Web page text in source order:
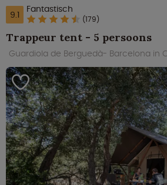
9.1 Fantastisch
(179)
Trappeur tent - 5 persoons
Guardiola de Berguedà- Barcelona in